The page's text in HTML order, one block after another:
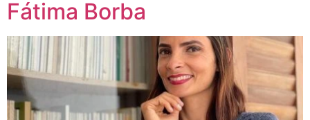
Fátima Borba